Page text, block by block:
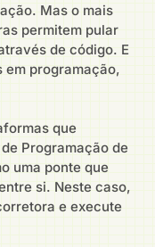
Mas o mais
permitem pular
de código. E
em programação,
que
Programação de
uma ponte que
si. Neste caso,
e execute